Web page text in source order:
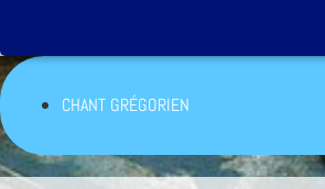
CHANT GRÉGORIEN